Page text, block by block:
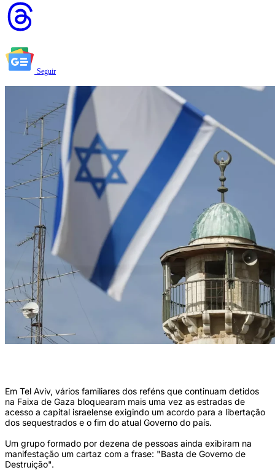
Seguir
Em Tel Aviv, vários familiares dos reféns que continuam detidos
na Faixa de Gaza bloquearam mais uma vez as estradas de
acesso a capital israelense exigindo um acordo para a libertação
dos sequestrados e o fim do atual Governo do país.
Um grupo formado por dezena de pessoas ainda exibiram na
manifestação um cartaz com a frase: "Basta de Governo de
Destruição".